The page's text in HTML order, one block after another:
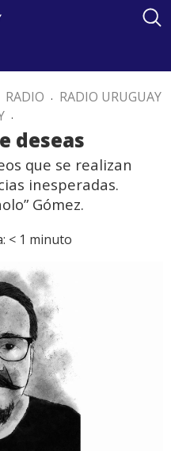
RADIO . RADIO URUGUAY
.
deseas
que se realizan
inesperadas.
Gómez.
< 1 minuto